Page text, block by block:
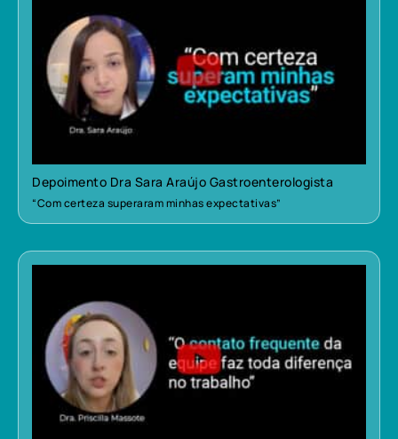
Depoimento Dra Sara Araújo Gastroenterologista
“Com certeza superaram minhas expectativas”